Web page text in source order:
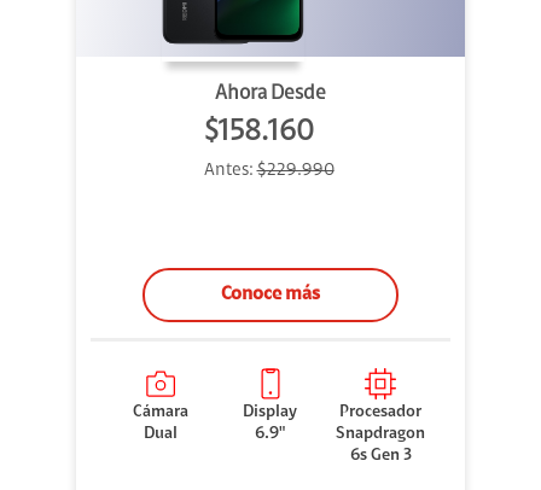
Ahora Desde
$158.160
Antes:$229.990
Conoce más
Cámara
Dual
Display
6.9"
Procesador
Snapdragon
6s Gen 3